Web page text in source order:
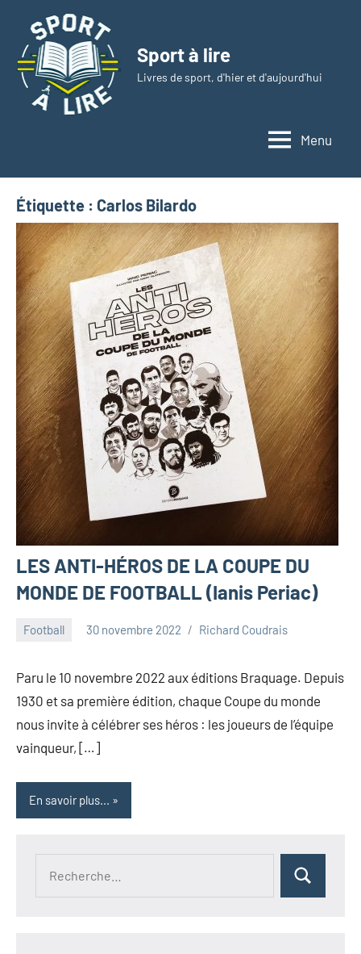
contenu
Sport à lire
Livres de sport, d'hier et d'aujourd'hui
Menu
Étiquette : Carlos Bilardo
LES ANTI-HÉROS DE LA COUPE DU
MONDE DE FOOTBALL (Ianis Periac)
Football 30 novembre 2022 Richard Coudrais
Paru le 10 novembre 2022 aux éditions Braquage. Depuis
1930 et sa première édition, chaque Coupe du monde
nous invite à célébrer ses héros : les joueurs de l’équipe
vainqueur, […]
En savoir plus...
Rechercher